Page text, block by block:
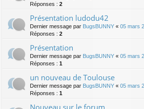
Réponses : 2
Présentation ludodu42
Dernier message par BugsBUNNY « 05 mars
Réponses : 2
Présentation
Dernier message par BugsBUNNY « 05 mars
Réponses : 1
un nouveau de Toulouse
Dernier message par BugsBUNNY « 05 mars
Réponses : 1
Nouveau sur le forum